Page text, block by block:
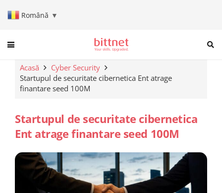
Română ▼
When autocomplete results
Acasă
Cyber Security
Startupul de securitate cibernetica Ent atrage
finantare seed 100M
Startupul de securitate cibernetica
Ent atrage finantare seed 100M